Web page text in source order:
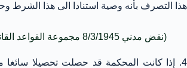
هذا التصرف بأنه وصية استنادا الى هذا الشرط
(نقض مدني 8/3/1945 مجموعة القواعد القانونية 1-349-32)
4. إذا كانت المحكمة قد حصلت تحصيلا